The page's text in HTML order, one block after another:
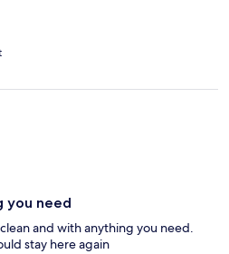
you need
and with anything you need.
stay here again